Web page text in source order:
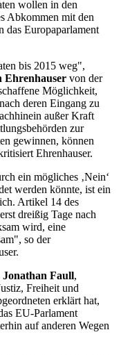
wollen in den
Abkommen mit den
das Europaparlament
bis 2015 weg",
Ehrenhauser von der
Möglichkeit,
deren Eingang zu
außer Kraft
zur
gewinnen, können
Ehrenhauser.
ein mögliches ‚Nein‘
werden könnte, ist ein
Artikel 14 des
dreißig Tage nach
wird, eine
so der
Jonathan Faull,
Freiheit und
erklärt hat,
EU-Parlament
auf anderen Wegen